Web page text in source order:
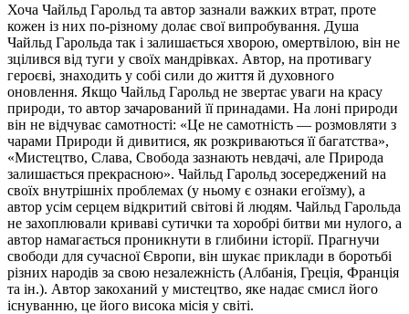
Хоча Чайльд Гарольд та автор зазнали важких втрат, проте
кожен із них по-різному долає свої випробування. Душа
Чайльд Гарольда так і залишається хворою, омертвілою, він не
зцілився від туги у своїх мандрівках. Автор, на противагу
героєві, знаходить у собі сили до життя й духовного
оновлення. Якщо Чайльд Гарольд не звертає уваги на красу
природи, то автор зачарований її принадами. На лоні природи
він не відчуває самотності: «Це не самотність — розмовляти з
чарами Природи й дивитися, як розкриваються її багатства»,
«Мистецтво, Слава, Свобода зазнають невдачі, але Природа
залишається прекрасною». Чайльд Гарольд зосереджений на
своїх внутрішніх проблемах (у ньому є ознаки егоїзму), а
автор усім серцем відкритий світові й людям. Чайльд Гарольда
не захоплювали криваві сутички та хоробрі битви ми нулого, а
автор намагається проникнути в глибини історії. Прагнучи
свободи для сучасної Європи, він шукає приклади в боротьбі
різних народів за свою незалежність (Албанія, Греція, Франція
та ін.). Автор закоханий у мистецтво, яке надає смисл його
існуванню, це його висока місія у світі.